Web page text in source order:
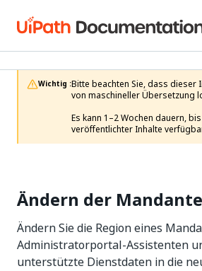
Wichtig :Bitte beachten Sie, dass dieser
von maschineller Übersetzung
Es kann 1–2 Wochen dauern,
veröffentlichter Inhalte
Ändern der
Ändern Sie die Region eines
Administratorportal-Assistenten
unterstützte Dienstdaten in die